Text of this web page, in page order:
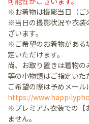
※お着物は撮影当日（ご
※当日の撮影状況や衣装
ざいます。
※ご希望のお着物がある
定いただけます。
尚、お取り置きは着物
等の小物類はご指定いた
ご希望の際は予めメール
https://
※プレミアム衣装での【
ません。